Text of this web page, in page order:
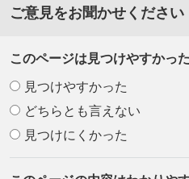
ご意見をお聞かせください
このページは見つけやすかっ
見つけやすかった
どちらとも言えない
見つけにくかった